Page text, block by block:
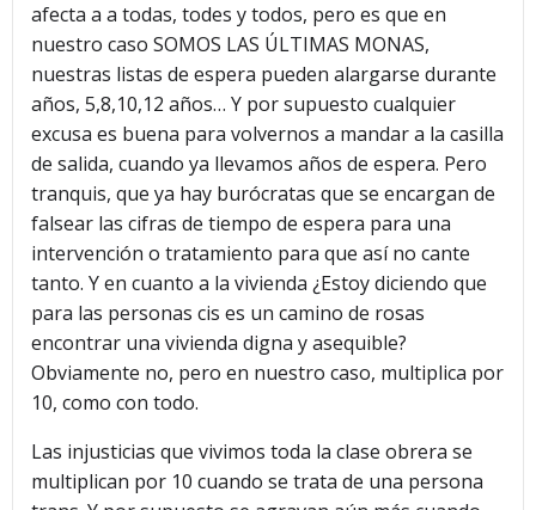
afecta a a todas, todes y todos, pero es que en
nuestro caso SOMOS LAS ÚLTIMAS MONAS,
nuestras listas de espera pueden alargarse durante
años, 5,8,10,12 años… Y por supuesto cualquier
excusa es buena para volvernos a mandar a la casilla
de salida, cuando ya llevamos años de espera. Pero
tranquis, que ya hay burócratas que se encargan de
falsear las cifras de tiempo de espera para una
intervención o tratamiento para que así no cante
tanto. Y en cuanto a la vivienda ¿Estoy diciendo que
para las personas cis es un camino de rosas
encontrar una vivienda digna y asequible?
Obviamente no, pero en nuestro caso, multiplica por
10, como con todo.
Las injusticias que vivimos toda la clase obrera se
multiplican por 10 cuando se trata de una persona